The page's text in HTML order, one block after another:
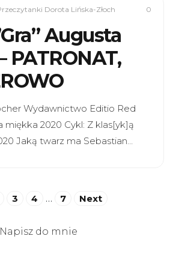
Dorota Lińska-Złoch 0
Augusta
PATRONAT,
Wydawnictwo Editio Red
miękka 2020 Cykl: Z klas[yk]ą
Jaką twarz ma Sebastian…
3 4 … 7 Next
Napisz do mnie